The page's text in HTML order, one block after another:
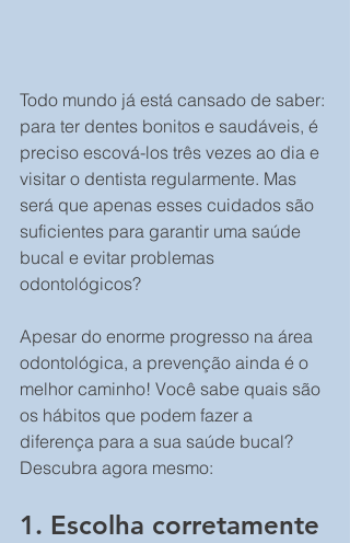
Todo mundo já está cansado de saber:
para ter dentes bonitos e saudáveis, é
preciso escová-los três vezes ao dia e
visitar o dentista regularmente. Mas
será que apenas esses cuidados são
suficientes para garantir uma saúde
bucal e evitar problemas
odontológicos?
Apesar do enorme progresso na área
odontológica, a prevenção ainda é o
melhor caminho! Você sabe quais são
os hábitos que podem fazer a
diferença para a sua saúde bucal?
Descubra agora mesmo:
1. Escolha corretamente